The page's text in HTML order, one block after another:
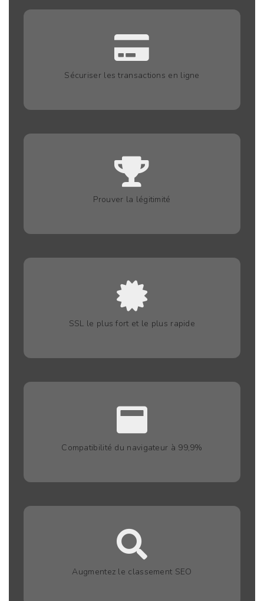
Sécuriser les transactions en ligne
Prouver la légitimité
SSL le plus fort et le plus rapide
Compatibilité du navigateur à 99,9%
Augmentez le classement SEO